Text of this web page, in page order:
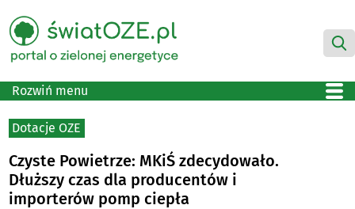
Rozwiń menu
Dotacje OZE
Czyste Powietrze: MKiŚ zdecydowało.
Dłuższy czas dla producentów i
importerów pomp ciepła